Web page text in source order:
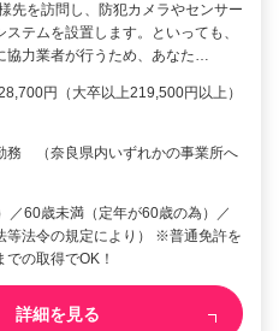
先を訪問し、防犯カメラやセンサー
テムを設置します。といっても、
協力業者が行うため、あなた…
円（大卒以上219,500円以上）
務 （奈良県内いずれかの事業所へ
／60歳未満（定年が60歳の為）／
法令の規定により） ※普通免許を
の取得でOK！
詳細を見る